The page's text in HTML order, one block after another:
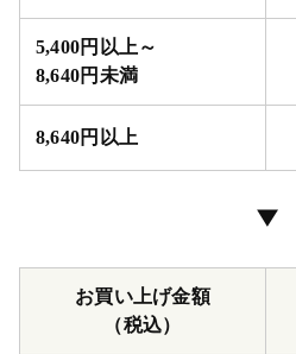
5,400円以上～
8,640円未満
8,640円以上
▶
お買い上げ金額
（税込）